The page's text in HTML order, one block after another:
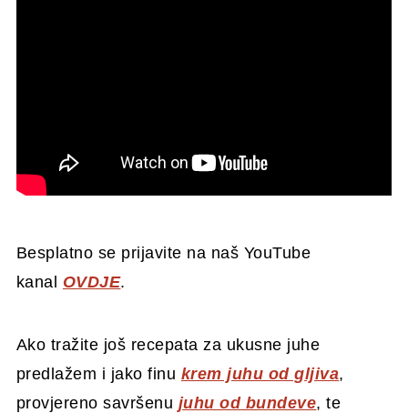
Besplatno se prijavite na naš YouTube
kanal OVDJE.
Ako tražite još recepata za ukusne juhe
predlažem i jako finu krem juhu od gljiva,
provjereno savršenu juhu od bundeve, te